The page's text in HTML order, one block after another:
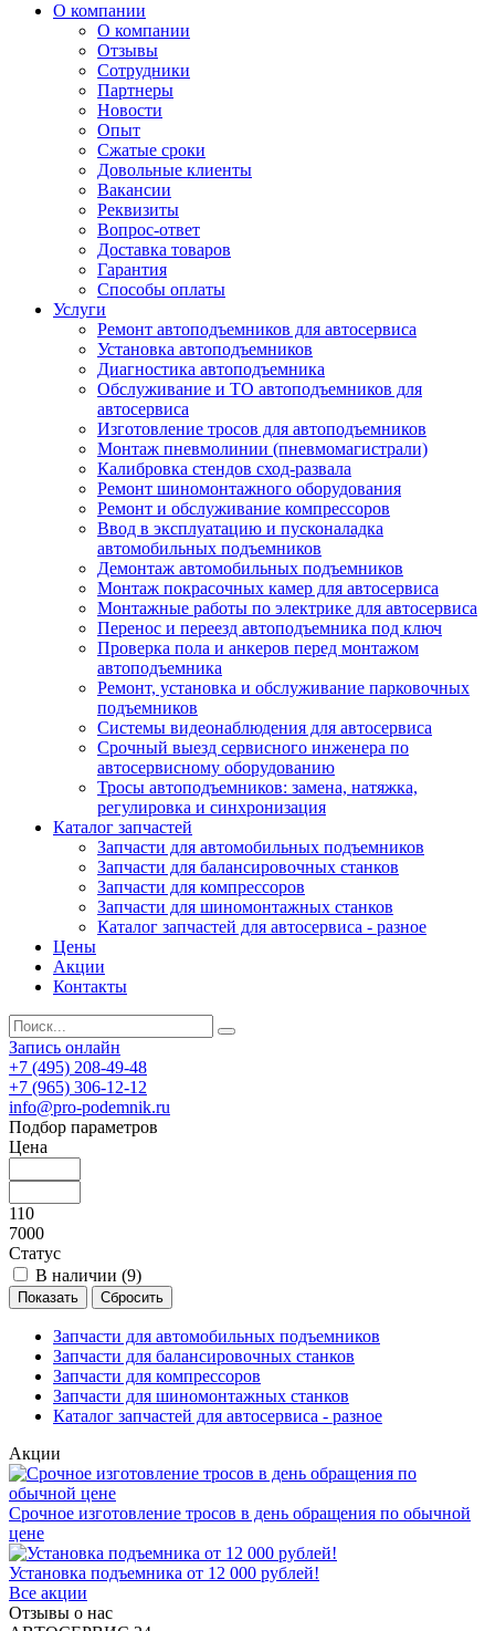
О компании
О компании
Отзывы
Сотрудники
Партнеры
Новости
Опыт
Сжатые сроки
Довольные клиенты
Вакансии
Реквизиты
Вопрос-ответ
Доставка товаров
Гарантия
Способы оплаты
Услуги
Ремонт автоподъемников для автосервиса
Установка автоподъемников
Диагностика автоподъемника
Обслуживание и ТО автоподъемников для
автосервиса
Изготовление тросов для автоподъемников
Монтаж пневмолинии (пневмомагистрали)
Калибровка стендов сход-развала
Ремонт шиномонтажного оборудования
Ремонт и обслуживание компрессоров
Ввод в эксплуатацию и пусконаладка
автомобильных подъемников
Демонтаж автомобильных подъемников
Монтаж покрасочных камер для автосервиса
Монтажные работы по электрике для автосервиса
Перенос и переезд автоподъемника под ключ
Проверка пола и анкеров перед монтажом
автоподъемника
Ремонт, установка и обслуживание парковочных
подъемников
Системы видеонаблюдения для автосервиса
Срочный выезд сервисного инженера по
автосервисному оборудованию
Тросы автоподъемников: замена, натяжка,
регулировка и синхронизация
Каталог запчастей
Запчасти для автомобильных подъемников
Запчасти для балансировочных станков
Запчасти для компрессоров
Запчасти для шиномонтажных станков
Каталог запчастей для автосервиса - разное
Цены
Акции
Контакты
Запись онлайн
+7 (495) 208-49-48
+7 (965) 306-12-12
info@pro-podemnik.ru
Подбор параметров
Цена
110
7000
Статус
В наличии (9)
Запчасти для автомобильных подъемников
Запчасти для балансировочных станков
Запчасти для компрессоров
Запчасти для шиномонтажных станков
Каталог запчастей для автосервиса - разное
Акции
Срочное изготовление тросов в день обращения по обычной
цене
Установка подъемника от 12 000 рублей!
Все акции
Отзывы о нас